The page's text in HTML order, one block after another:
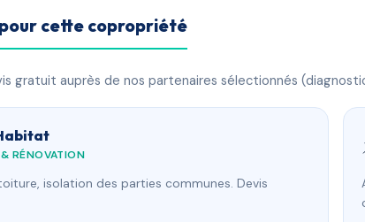
cette copropriété
gratuit auprès de nos partenaires sélectionnés
RÉNOVATION
isolation des parties communes. Devis